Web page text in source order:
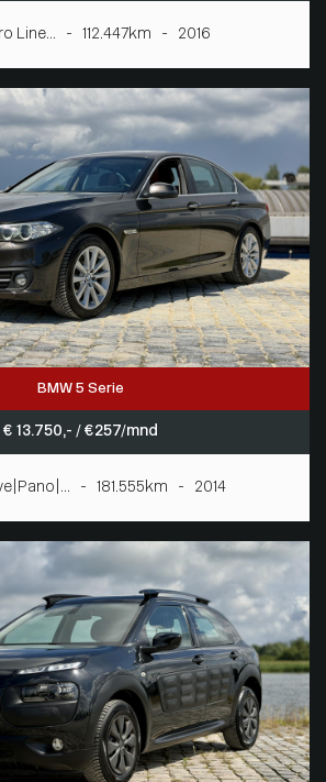
Line... - 112.447km - 2016
BMW 5 Serie
€ 13.750,- / € 257/mnd
- 181.555km - 2014